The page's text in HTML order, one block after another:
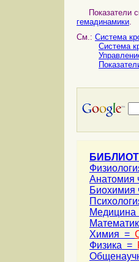
Показатели
гемадинамики.
См.: Система
Система
Анатомия
Биохимия
Медицина
Химия =
Физика =